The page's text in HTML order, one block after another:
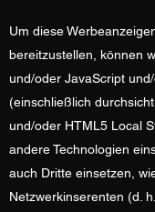
Um diese
bereitzustellen, können
und/oder JavaScript
(einschließlich
und/oder HTML5 Local
andere Technologien
auch Dritte einsetzen,
Netzwerkinserenten (d.